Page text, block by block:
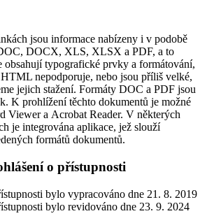
jsou informace nabízeny i v podobě
DOCX, XLS, XLSX a PDF, a to
obsahují typografické prvky a formátování,
nepodporuje, nebo jsou příliš velké,
jejich stažení. Formáty DOC a PDF jsou
K prohlížení těchto dokumentů je možné
Viewer a Acrobat Reader. V některých
je integrována aplikace, jež slouží
formátů dokumentů.
o přístupnosti
bylo vypracováno dne 21. 8. 2019
bylo revidováno dne 23. 9. 2024